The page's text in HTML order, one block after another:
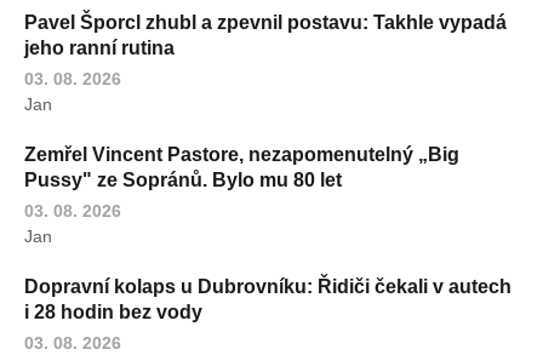
Pavel Šporcl zhubl a zpevnil postavu: Takhle vypadá
jeho ranní rutina
03. 08. 2026
Jan
Zemřel Vincent Pastore, nezapomenutelný „Big
Pussy" ze Sopránů. Bylo mu 80 let
03. 08. 2026
Jan
Dopravní kolaps u Dubrovníku: Řidiči čekali v autech
i 28 hodin bez vody
03. 08. 2026